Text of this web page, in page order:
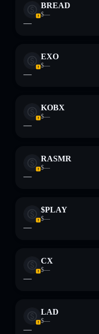
BREAD
$—
—
EXO
$—
—
KOBX
$—
—
RASMR
$—
—
$PLAY
$—
—
CX
$—
—
LAD
$—
—